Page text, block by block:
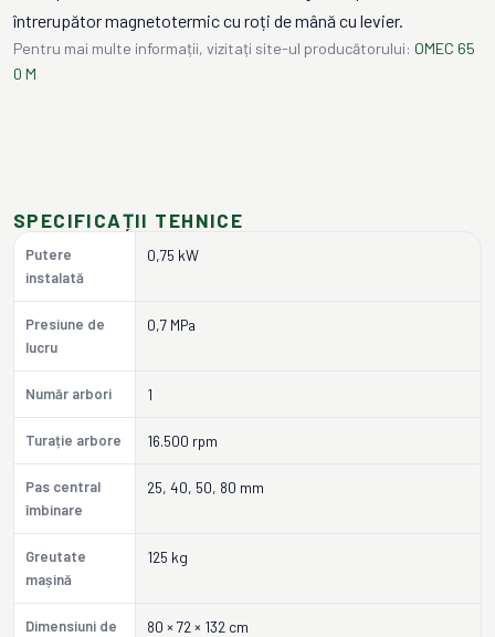
întrerupător magnetotermic cu roți de mână cu levier.
Pentru mai multe informații, vizitați site-ul producătorului: OMEC 65
0 M
SPECIFICAȚII TEHNICE
Putere
instalată
0,75 kW
Presiune de
lucru
0,7 MPa
Număr arbori 1
Turație arbore 16.500 rpm
Pas central
îmbinare
25, 40, 50, 80 mm
Greutate
mașină
125 kg
Dimensiuni de
80 × 72 × 132 cm